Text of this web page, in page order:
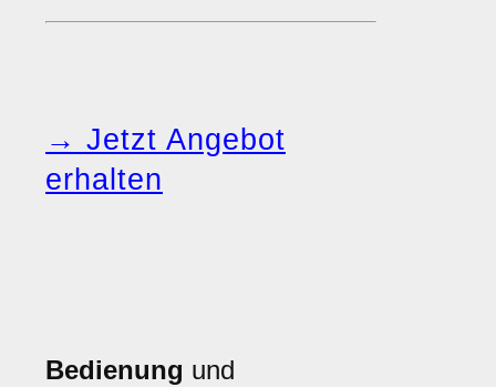
→ Jetzt Angebot
erhalten
Bedienung und